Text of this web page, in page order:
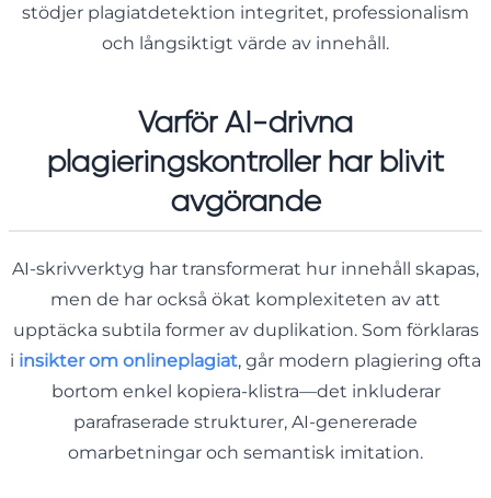
stödjer plagiatdetektion integritet, professionalism
och långsiktigt värde av innehåll.
Varför AI-drivna
plagieringskontroller har blivit
avgörande
AI-skrivverktyg har transformerat hur innehåll skapas,
men de har också ökat komplexiteten av att
upptäcka subtila former av duplikation. Som förklaras
i insikter om onlineplagiat, går modern plagiering ofta
bortom enkel kopiera-klistra—det inkluderar
parafraserade strukturer, AI-genererade
omarbetningar och semantisk imitation.